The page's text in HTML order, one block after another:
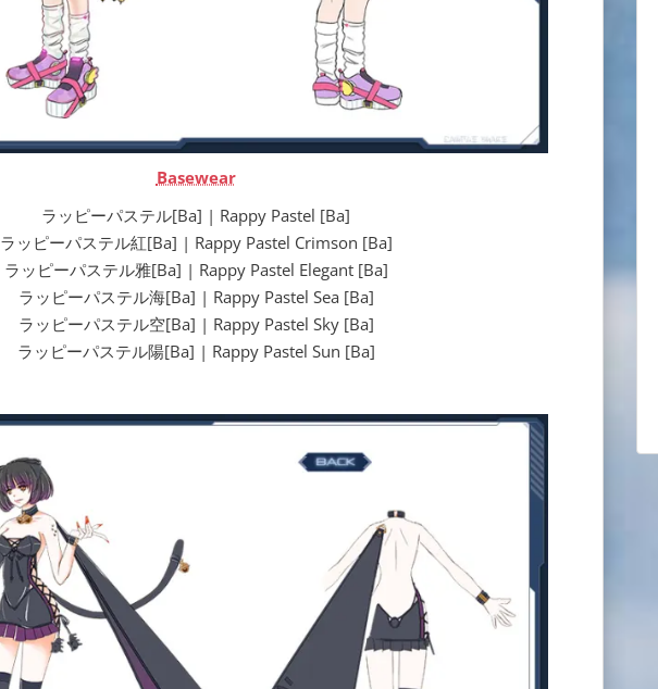
Basewear
ラッピーパステル[Ba] | Rappy Pastel [Ba]
ラッピーパステル紅[Ba] | Rappy Pastel Crimson [Ba]
ラッピーパステル雅[Ba] | Rappy Pastel Elegant [Ba]
ラッピーパステル海[Ba] | Rappy Pastel Sea [Ba]
ラッピーパステル空[Ba] | Rappy Pastel Sky [Ba]
ラッピーパステル陽[Ba] | Rappy Pastel Sun [Ba]